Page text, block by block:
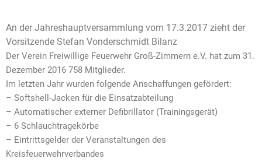
An der Jahreshauptversammlung vom 17.3.2017 zieht der
Vorsitzende Stefan Vonderschmidt Bilanz
Der Verein Freiwillige Feuerwehr Groß-Zimmern e.V. hat zum 31.
Dezember 2016 758 Mitglieder.
Im letzten Jahr wurden folgende Anschaffungen gefördert:
– Softshell-Jacken für die Einsatzabteilung
– Automatischer externer Defibrillator (Trainingsgerät)
– 6 Schlauchtragekörbe
– Eintrittsgelder der Veranstaltungen des
Kreisfeuerwehrverbandes